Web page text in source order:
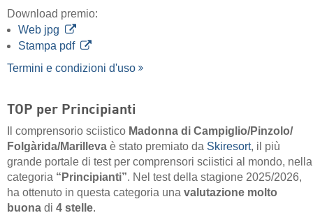
Download premio:
Web jpg
Stampa pdf
Termini e condizioni d'uso
TOP per Principianti
Il comprensorio sciistico Madonna di Campiglio/​Pinzolo/​
Folgàrida/​Marilleva è stato premiato da Skiresort, il più
grande portale di test per comprensori sciistici al mondo, nella
categoria “Principianti”. Nel test della stagione 2025/2026,
ha ottenuto in questa categoria una valutazione molto
buona di 4 stelle.